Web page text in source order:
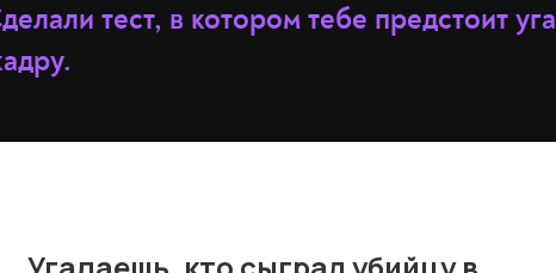
тест, в котором тебе предстоит